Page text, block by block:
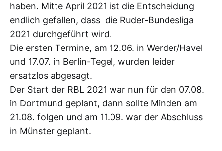
haben. Mitte April 2021 ist die Entscheidung
endlich gefallen, dass die Ruder-Bundesliga
2021 durchgeführt wird.
Die ersten Termine, am 12.06. in Werder/Havel
und 17.07. in Berlin-Tegel, wurden leider
ersatzlos abgesagt.
Der Start der RBL 2021 war nun für den 07.08.
in Dortmund geplant, dann sollte Minden am
21.08. folgen und am 11.09. war der Abschluss
in Münster geplant.